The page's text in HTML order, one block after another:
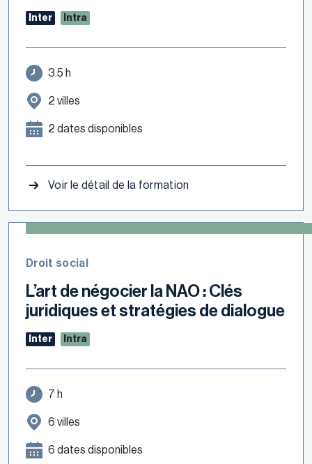
Inter Intra
3.5 h
2 villes
2 dates disponibles
Voir le détail de la formation
Droit social
L’art de négocier la NAO : Clés
juridiques et stratégies de dialogue
Inter Intra
7 h
6 villes
6 dates disponibles